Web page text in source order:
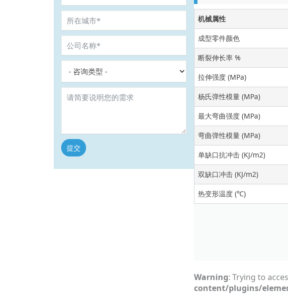
提交
Alternative:
机械属性
成型零件颜色
断裂伸长率 %
拉伸强度 (MPa)
杨氏弹性模量 (MPa)
最大弯曲强度 (MPa)
弯曲弹性模量 (MPa)
单缺口抗冲击 (KJ/m2)
双缺口冲击 (KJ/m2)
热变形温度 (℃)
Warning: Trying to
content/plugins/